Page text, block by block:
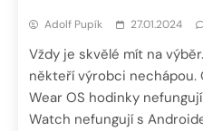
Adolf Pupík 27.01.2024
Vždy je skvělé mít na
někteří výrobci nechápou.
Wear OS hodinky
Watch nefungují s